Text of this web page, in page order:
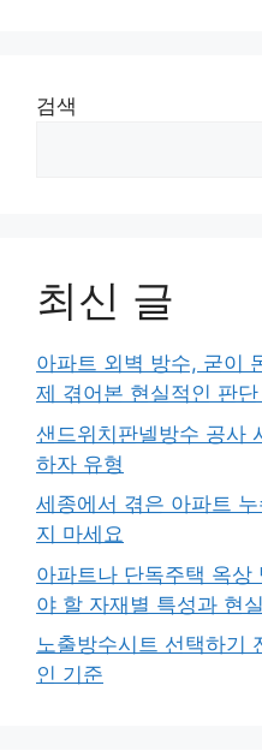
검색
최신 글
아파트 외벽 방수, 굳이
제 겪어본 현실적인 판
샌드위치판넬방수 공사
하자 유형
세종에서 겪은 아파트
지 마세요
아파트나 단독주택 옥
야 할 자재별 특성과 현
노출방수시트 선택하기
인 기준